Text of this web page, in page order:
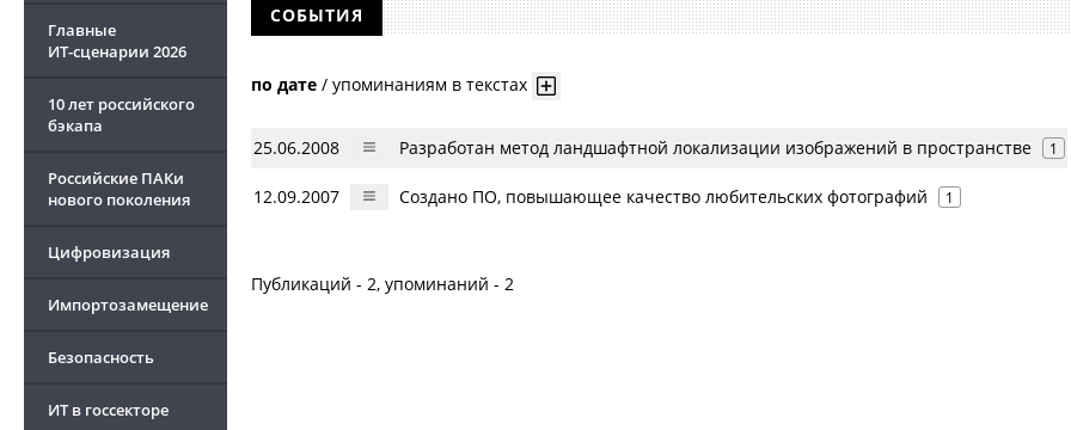
Главные
ИТ-сценарии 2026
10 лет российского
бэкапа
Российские ПАКи
нового поколения
Цифровизация
Импортозамещение
Безопасность
ИТ в госсекторе
СОБЫТИЯ
по дате / упоминаниям в текстах
25.06.2008 Разработан метод ландшафтной локализации изображений в пространстве 1
12.09.2007 Создано ПО, повышающее качество любительских фотографий 1
Публикаций - 2, упоминаний - 2